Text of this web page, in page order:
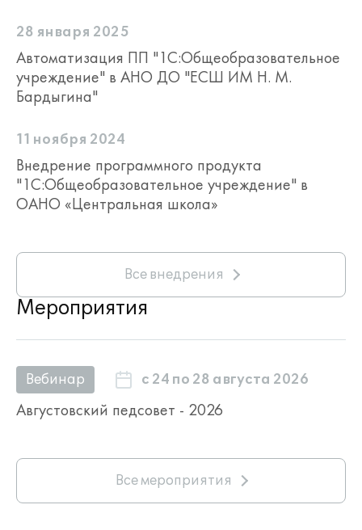
28 января 2025
Автоматизация ПП "1С:Общеобразовательное
учреждение" в АНО ДО "ЕСШ ИМ Н. М.
Бардыгина"
11 ноября 2024
Внедрение программного продукта
"1С:Общеобразовательное учреждение" в
ОАНО «Центральная школа»
Все внедрения
Мероприятия
Вебинар с 24 по 28 августа 2026
Августовский педсовет - 2026
Все мероприятия